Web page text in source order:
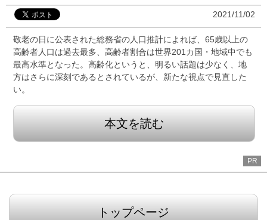
2021/11/02
敬老の日に公表された総務省の人口推計によれば、65歳以上の
高齢者人口は過去最多、高齢者割合は世界201カ国・地域中でも
最高水準となった。高齢化というと、明るい話題は少なく、地
方はさらに深刻であるとされているが、新たな視点で見直した
い。
本文を読む
PR
トップページ